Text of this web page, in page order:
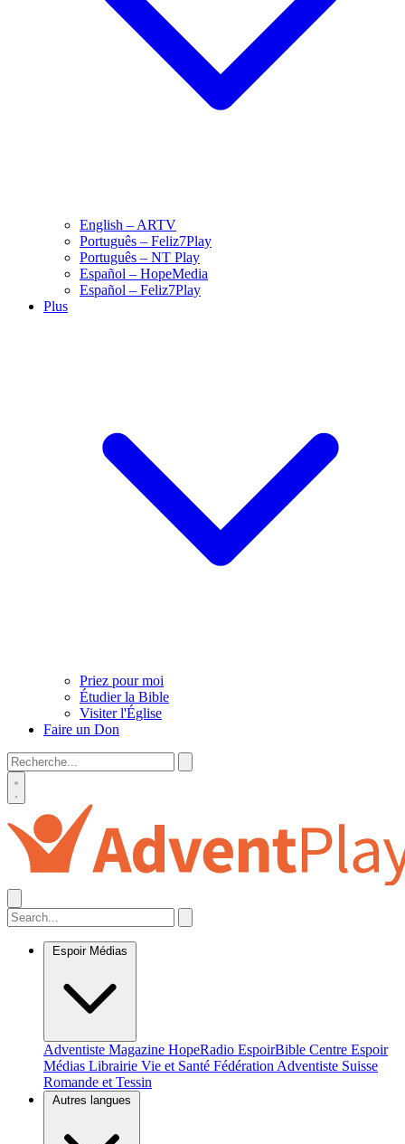
English – ARTV
Português – Feliz7Play
Português – NT Play
Español – HopeMedia
Español – Feliz7Play
Plus
Priez pour moi
Étudier la Bible
Visiter l'Église
Faire un Don
Espoir Médias
Adventiste Magazine HopeRadio EspoirBible Centre Espoir
Médias Librairie Vie et Santé Fédération Adventiste Suisse
Romande et Tessin
Autres langues